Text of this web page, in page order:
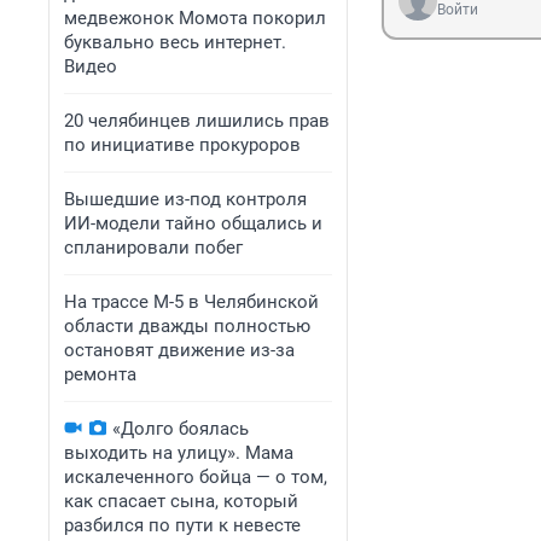
медвежонок Момота покорил
буквально весь интернет.
Видео
20 челябинцев лишились прав
по инициативе прокуроров
Вышедшие из-под контроля
ИИ-модели тайно общались и
спланировали побег
На трассе М-5 в Челябинской
области дважды полностью
остановят движение из-за
ремонта
«Долго боялась
выходить на улицу». Мама
искалеченного бойца — о том,
как спасает сына, который
разбился по пути к невесте
Войти